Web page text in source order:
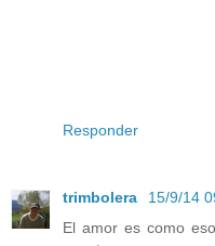
Responder
trimbolera
15/9/14
El amor es como